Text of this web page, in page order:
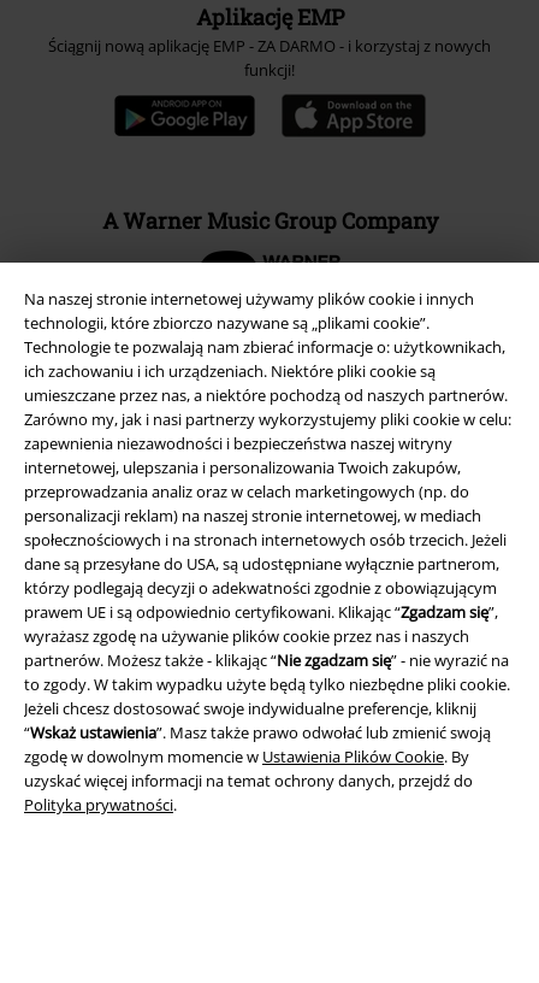
Na naszej stronie internetowej używamy plików cookie i innych
technologii, które zbiorczo nazywane są „plikami cookie”.
Technologie te pozwalają nam zbierać informacje o: użytkownikach,
ich zachowaniu i ich urządzeniach. Niektóre pliki cookie są
umieszczane przez nas, a niektóre pochodzą od naszych partnerów.
Zarówno my, jak i nasi partnerzy wykorzystujemy pliki cookie w celu:
zapewnienia niezawodności i bezpieczeństwa naszej witryny
internetowej, ulepszania i personalizowania Twoich zakupów,
przeprowadzania analiz oraz w celach marketingowych (np. do
personalizacji reklam) na naszej stronie internetowej, w mediach
społecznościowych i na stronach internetowych osób trzecich. Jeżeli
dane są przesyłane do USA, są udostępniane wyłącznie partnerom,
którzy podlegają decyzji o adekwatności zgodnie z obowiązującym
prawem UE i są odpowiednio certyfikowani. Klikając “Zgadzam się”,
wyrażasz zgodę na używanie plików cookie przez nas i naszych
partnerów. Możesz także - klikając “Nie zgadzam się” - nie wyrazić na
to zgody. W takim wypadku użyte będą tylko niezbędne pliki cookie.
Jeżeli chcesz dostosować swoje indywidualne preferencje, kliknij
“Wskaż ustawienia”. Masz także prawo odwołać lub zmienić swoją
zgodę w dowolnym momencie w Ustawienia Plików Cookie. By
uzyskać więcej informacji na temat ochrony danych, przejdź do
Polityka prywatności.
Aplikację EMP
Ściągnij nową aplikację EMP - ZA DARMO - i korzystaj z nowych
funkcji!
A Warner Music Group Company
Informacje prawne
Regulamin
Dane firmy
Polityka prywatności
Unieszkodliwianie odpadów i ochrona środowiska